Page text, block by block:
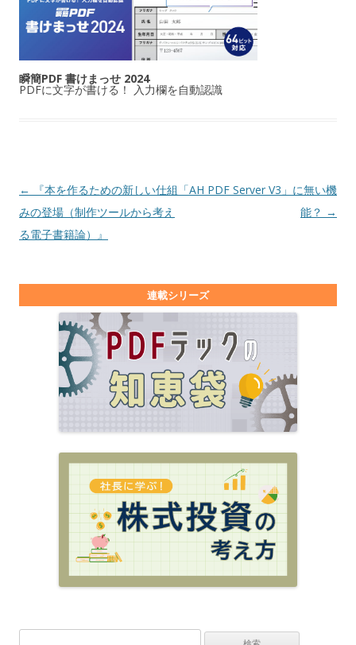
瞬簡PDF 書けまっせ 2024
PDFに文字が書ける！ 入力欄を自動認識
投稿ナビゲーション
←
『本を作るための新しい仕組
みの登場（制作ツールから考え
る電子書籍論）』
「AH PDF Server V3」に無い機
能？ →
連載シリーズ